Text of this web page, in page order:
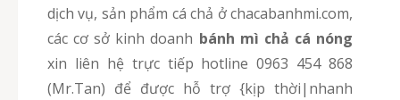
dịch vụ, sản phẩm cá chả ở chacabanhmi.com,
các cơ sở kinh doanh bánh mì chả cá nóng
xin liên hệ trực tiếp hotline 0963 454 868
(Mr.Tan) để được hỗ trợ {kịp thời|nhanh